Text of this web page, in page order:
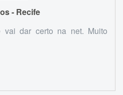
- Recife
dar certo na net. Muito